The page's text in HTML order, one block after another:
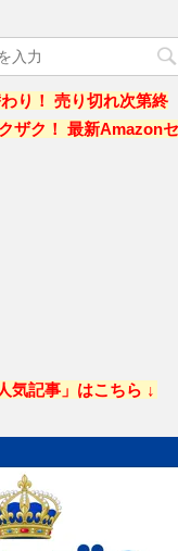
り！ 売り切れ次第終
ザク！ 最新Amazonセ
気記事」はこちら ↓